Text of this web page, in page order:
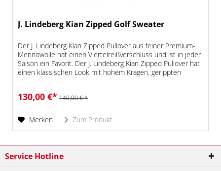
J. Lindeberg Kian Zipped Golf Sweater
Der J. Lindeberg Kian Zipped Pullover aus feiner Premium-
Merinowolle hat einen Viertelreißverschluss und ist in jeder
Saison ein Favorit. Der J. Lindeberg Kian Zipped Pullover hat
einen klassischen Look mit hohem Kragen, gerippten
130,00 €* 140,00 € *
Merken Zum Produkt
Service Hotline